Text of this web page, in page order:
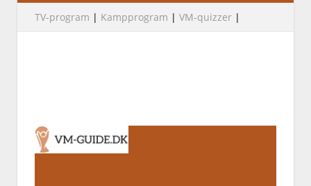
TV-program | Kampprogram | VM-quizzer |